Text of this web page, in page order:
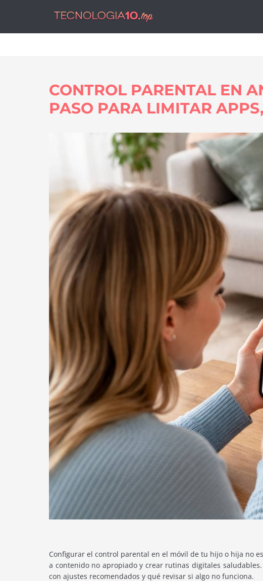
CONTROL PARENTAL EN
PASO PARA LIMITAR
Configurar el control parental en el móvil de tu hijo o hija no
a contenido no apropiado y crear rutinas digitales
con ajustes recomendados y qué revisar si algo no funciona.